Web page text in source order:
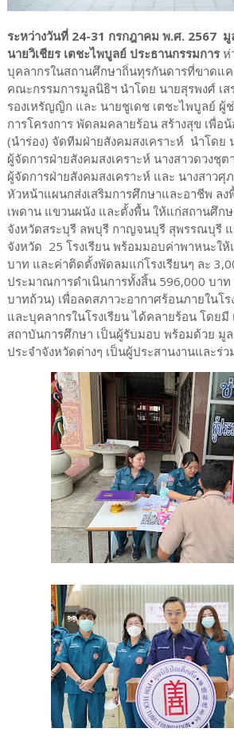
ระหว่างวันที่ 24-31 กรกฎาคม พ.ศ. 2567 มู
นายวิเชียร เตชะไพบูลย์ ประธานกรรมการห่
บุคลากรในสถานศึกษาถิ่นทุรกันดารที่ขาดแ
คณะกรรมการมูลนิธิฯ นำโดย นายสุรพงศ์ เส
รองเหรัญญิก และ นายชูเดช เตชะไพบูลย์ ผู้
การโครงการ พัดลมคลายร้อน สร้างสุข เพื่อ
(นำร่อง) จัดทีมฝ่ายสังคมสงเคราะห์ นำโดย
ผู้จัดการฝ่ายสังคมสงเคราะห์ นางสาวดวงชุ
ผู้จัดการฝ่ายสังคมสงเคราะห์ และ นางสาว
หัวหน้าแผนกส่งเสริมการศึกษาและอาชีพ ล
เพดาน แขวนผนัง และตั้งพื้น ให้แก่สถานศึก
จังหวัดสระบุรี ลพบุรี กาญจนบุรี สุพรรณบุรี แ
จังหวัด 25 โรงเรียน พร้อมมอบค่าพาหนะให้
บาท และค่าติดตั้งพัดลมแก่โรงเรียนๆ ละ
ประมาณการดำเนินการทั้งสิ้น 596,000 บา
บาทถ้วน) เพื่อลดสภาวะอากาศร้อนภายในโร
และบุคลากรในโรงเรียน ได้คลายร้อน โดย
สถาบันการศึกษา เป็นผู้รับมอบ พร้อมด้วย มู
ประจำจังหวัดต่างๆ เป็นผู้ประสานงานและร่ว